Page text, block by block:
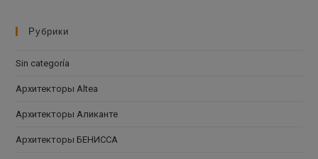
Рубрики
Sin categoría
Архитекторы Altea
Архитекторы Аликанте
Архитекторы БЕНИССА